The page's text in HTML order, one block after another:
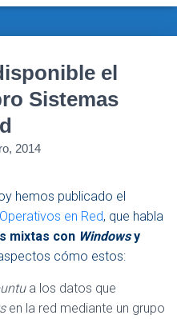
M
D
Ó
el
Sistemas
2014
hemos publicado el
en Red, que habla
mixtas con Windowsy
cómo estos:
a los datos que
en la red mediante un grupo